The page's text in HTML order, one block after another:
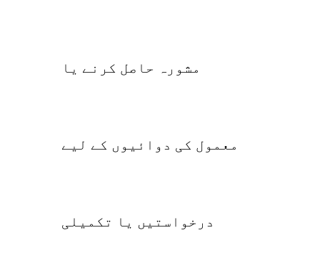
مشورہ حاصل کرنے یا
معمول کی دوائیوں کے لیے
درخواستیں یا تکمیلی